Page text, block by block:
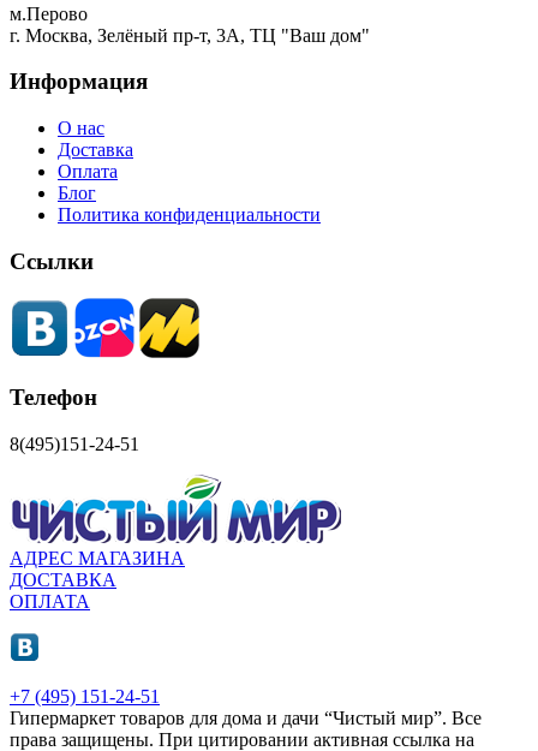
м.Перово
г. Москва, Зелёный пр-т, 3А, ТЦ "Ваш дом"
Информация
О нас
Доставка
Оплата
Блог
Политика конфиденциальности
Ссылки
Телефон
8(495)151-24-51
АДРЕС МАГАЗИНА
ДОСТАВКА
ОПЛАТА
+7 (495) 151-24-51
Гипермаркет товаров для дома и дачи “Чистый мир”. Все
права защищены. При цитировании активная ссылка на